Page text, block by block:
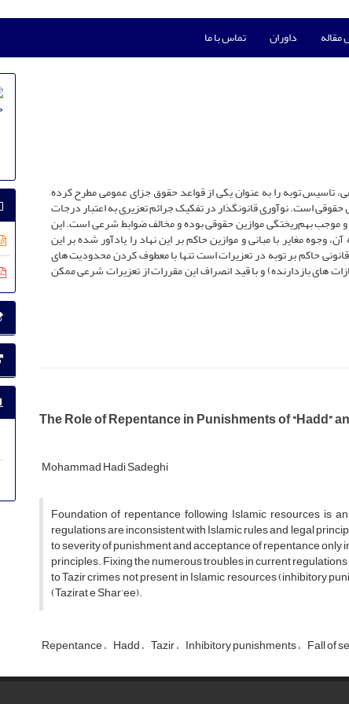
مقاله داوران تماس با ما
از منابع شرعی، تاسیس توبه را به عنوان یکی از قواعد حقوق جزای عمومی مطرح کرده
است. نوآوری قانونگذار در تفکیک جرائم تعزیری به اعتبار درجات
موجب بهم‌ریختگی موازین حقوقی بوده و مخالف ضوابط شرعی است. این
مغایر با مبانی و موازین حاکم بر این نهاد را یادآور شده بر این
حاکم بر توبه در تعزیرات است تنها با معطوف کردن محدودیت های
های بازدارنده) و با قید انصراف این مقررات از تعزیرات شرعی ممکن
The Role of Repentance in Punishments of “Hadd”
Mohammad Hadi Sadeghi
Foundation of repentance following Islamic resources is
regulations are inconsistent with Islamic rules and legal
to severity of punishment and acceptance of repentance
principles. Fixing the numerous troubles in current
to Tazir crimes not present in Islamic resources (inhibitory
(Tazirat e Shar’ee).
Repentance Hadd Tazir Inhibitory punishments Fall of